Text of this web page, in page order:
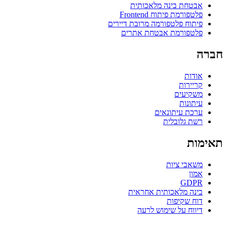
אבטחת בינה מלאכותית
פלטפורמת פיתוח Frontend
פיתוח פלטפורמה מרובת דיירים
פלטפורמת אבטחת אתרים
חברה
אודות
קריירות
משקיעים
עיתונות
ערכת עיתונאים
רשת גלובלית
תאימות
משאבי ציות
אמון
GDPR
בינה מלאכותית אחראית
דוח שקיפות
דיווח על שימוש לרעה